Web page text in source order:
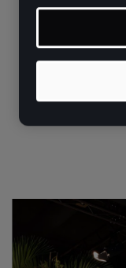
replantea cómo